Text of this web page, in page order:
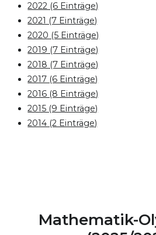
2022 (6 Einträge)
2021 (7 Einträge)
2020 (5 Einträge)
2019 (7 Einträge)
2018 (7 Einträge)
2017 (6 Einträge)
2016 (8 Einträge)
2015 (9 Einträge)
2014 (2 Einträge)
Mathematik-